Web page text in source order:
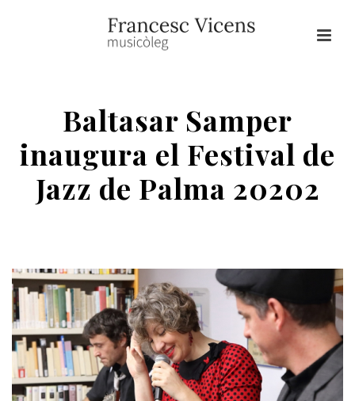
Baltasar Samper
inaugura el Festival de
Jazz de Palma 20202